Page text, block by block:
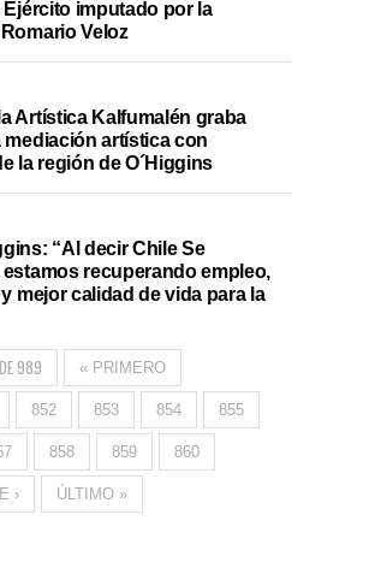
imputado por la
Veloz
Artística Kalfumalén graba
mediación artística con
la región de O´Higgins
“Al decir Chile Se
estamos recuperando empleo,
mejor calidad de vida para la
989 « PRIMERO
852 853 854 855
858 859 860
› ÚLTIMO »